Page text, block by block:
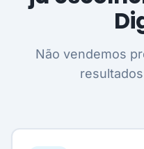
Não vendemos